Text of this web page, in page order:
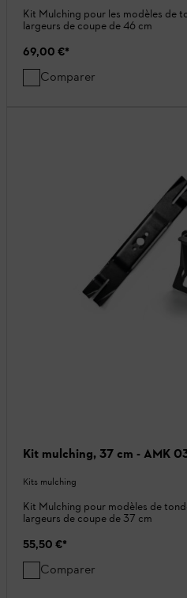
Kit Mulching pour les modèles de
largeurs de coupe de 46 cm
69,00 €*
Comparer
Kit mulching, 37 cm -
Kits mulching
Kit Mulching pour modèles de
largeurs de coupe de 37 cm
55,50 €*
Comparer